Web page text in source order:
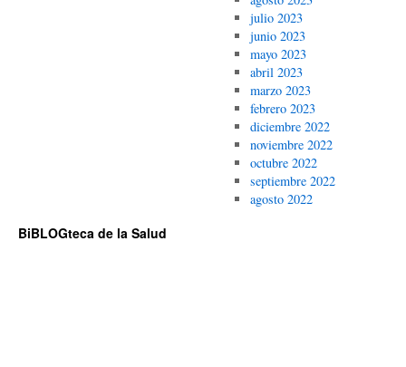
julio 2023
junio 2023
mayo 2023
abril 2023
marzo 2023
febrero 2023
diciembre 2022
noviembre 2022
octubre 2022
septiembre 2022
agosto 2022
BiBLOGteca de la Salud